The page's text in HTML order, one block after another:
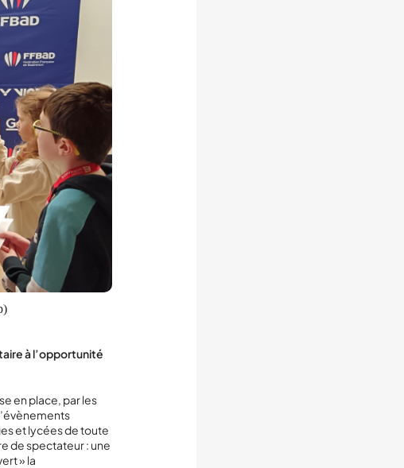
à l’opportunité
en place, par les
et lycées de toute
de spectateur : une
» la